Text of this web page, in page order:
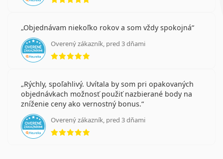
Objednávam niekoľko rokov a som vždy spokojná
Overený zákazník, pred 3 dňami
hodnotenie 5 z 5
Rýchly, spoľahlivý. Uvítala by som pri opakovaných
objednávkach možnosť použiť nazbierané body na
zníženie ceny ako vernostný bonus.
Overený zákazník, pred 3 dňami
hodnotenie 5 z 5